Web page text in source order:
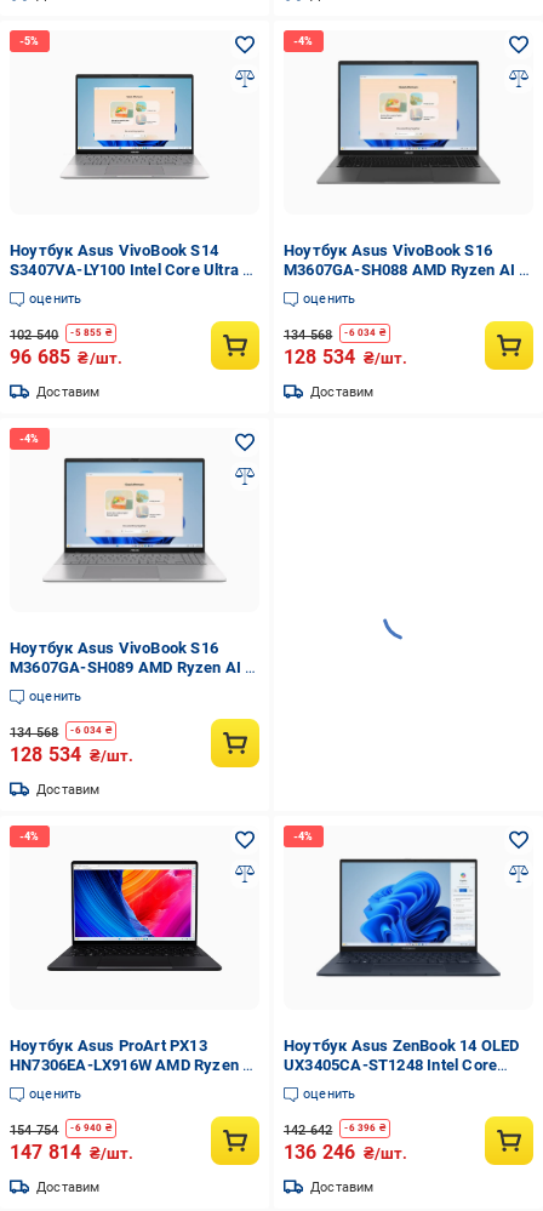
Ноутбук Asus VivoBook S14
S3407VA-LY100 Intel Core Ultra 7
240H 16 Гб 1 Тб SSD UHD
Graphics DOS Cool Silver
(90NB1681-M008M0)
оценить
102 540 -5 855 ₴
96 685 ₴/шт.
Доставим
Ноутбук Asus VivoBook S16
M3607GA-SH088 AMD Ryzen AI 9
465 32 Гб 1 Тб SSD Radeon 880M
DOS Matte Grey (90NB17M1-
M00520)
оценить
134 568 -6 034 ₴
128 534 ₴/шт.
Доставим
Ноутбук Asus VivoBook S16
M3607GA-SH089 AMD Ryzen AI 9
465 32 Гб 1 Тб SSD Radeon 880M
DOS Cool Silver (90NB17M2-
M00530)
оценить
134 568 -6 034 ₴
128 534 ₴/шт.
Доставим
Ноутбук Asus ProArt PX13
HN7306EA-LX916W AMD Ryzen AI
MAX+ 395 32 Гб 1 Тб SSD Radeon
Graphics W11 Home Nano Black
(90NB17X1-M000Y0)
оценить
154 754 -6 940 ₴
147 814 ₴/шт.
Доставим
Ноутбук Asus ZenBook 14 OLED
UX3405CA-ST1248 Intel Core
Ultra 9 285H 32 Гб 1 Тб SSD Arc
Graphics DOS Ponder Blue
(90NB14W1-M01UL0)
оценить
142 642 -6 396 ₴
136 246 ₴/шт.
Доставим